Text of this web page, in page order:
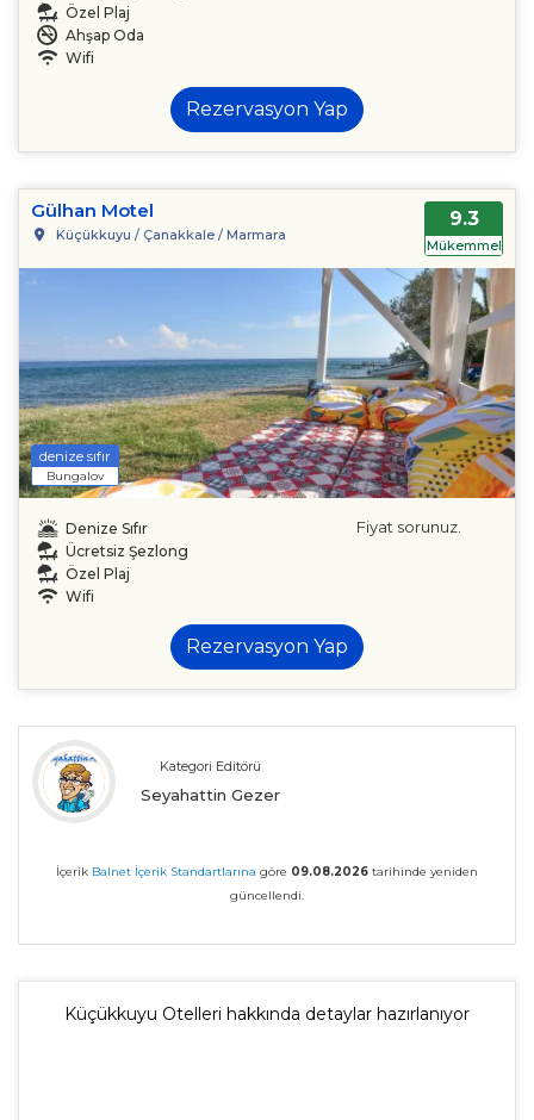
Özel Plaj
Ahşap Oda
Wifi
Rezervasyon Yap
Gülhan Motel
Küçükkuyu / Çanakkale / Marmara
9.3
Mükemmel
denize sıfır
Bungalov
Denize Sıfır
Ücretsiz Şezlong
Özel Plaj
Wifi
Fiyat sorunuz.
Rezervasyon Yap
Kategori Editörü
Seyahattin Gezer
İçerik Balnet İçerik Standartlarına göre 09.08.2026 tarihinde yeniden
güncellendi.
Küçükkuyu Otelleri hakkında detaylar hazırlanıyor